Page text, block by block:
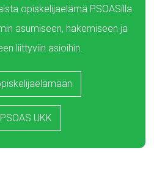
opiskelijaelämä PSOASilla
asumiseen, hakemiseen ja
liittyviin asioihin.
UKK